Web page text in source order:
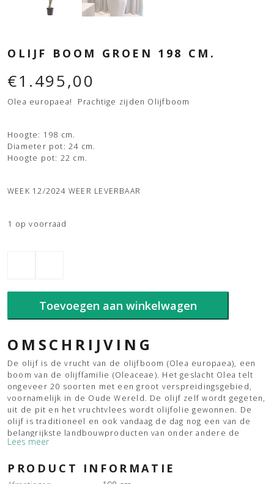
OLIJF BOOM GROEN 198 CM.
€1.495,00
Olea europaea! Prachtige zijden Olijfboom
Hoogte: 198 cm.
Diameter pot: 24 cm.
Hoogte pot: 22 cm.
WEEK 12/2024 WEER LEVERBAAR
1 op voorraad
aantal
Toevoegen aan winkelwagen
OMSCHRIJVING
De olijf is de vrucht van de olijfboom (Olea europaea), een
boom van de olijffamilie (Oleaceae). Het geslacht Olea telt
ongeveer 20 soorten met een groot verspreidingsgebied,
voornamelijk in de Oude Wereld. De olijf zelf wordt gegeten,
uit de pit en het vruchtvlees wordt olijfolie gewonnen. De
olijf is traditioneel en ook vandaag de dag nog een van de
belangrijkste landbouwproducten van onder andere de
landen rond de Middellandse Zee. Betekenis: Vrede, geluk
Lees meer
PRODUCT INFORMATIE